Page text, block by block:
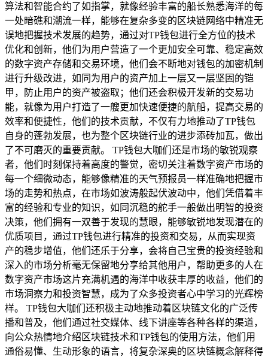
算法和智能合约了如指掌，就像经验丰富的船长熟悉海洋的每
一处暗礁和潮流一样，能够在复杂多变的区块链网络中精准无
误地把握技术发展的趋势，通过对TP钱包进行全方位的技术
优化和创新，他们为用户营造了一个更加安全可靠、稳定高效
的数字资产存储和交易环境，他们会不断地对钱包的加密机制
进行升级改进，如同为用户的资产加上一层又一层坚固的铠
甲，防止用户的资产被盗取；他们还会积极开发新的交易功
能，就像为用户打造了一艘更加快速便捷的航船，提高交易的
效率和便捷性，他们的技术贡献，不仅有力地推动了TP钱包
自身的蓬勃发展，也为整个区块链行业的进步添砖加瓦，做出
了不可磨灭的重要贡献。 TP钱包大咖们还是市场的敏锐观察
者，他们时刻保持着高度的警觉，密切关注着数字资产市场的
每一个细微动态，能够像精准的天气预报员一样准确地把握市
场的走势和热点，在市场如波涛般起伏波动中，他们凭借着丰
富的经验和专业的知识，如同沉稳的舵手一般做出明智的投资
决策，他们拥有一双善于发现的慧眼，能够敏锐地发现潜在的
优质项目，通过TP钱包进行精准的投资和交易，从而实现资
产的稳步增值，他们还乐于分享，会将自己宝贵的投资经验和
深入的市场分析毫无保留地分享给其他用户，帮助更多的人在
数字资产市场这片充满机遇的海洋中收获丰厚的收益，他们的
市场洞察力和投资智慧，成为了众多投资者心中学习的光辉榜
样。 TP钱包大咖们还积极主动地推动着区块链文化的广泛传
播和普及，他们通过社交媒体、线下讲座等各种各样的渠道，
向公众热情地介绍区块链技术和TP钱包的使用方法，他们用
通俗易懂、生动形象的语言，将复杂深奥的区块链概念解释得